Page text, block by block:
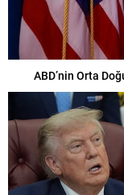
ABD’nin Orta